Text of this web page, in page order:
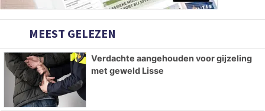
MEEST GELEZEN
Verdachte aangehouden voor gijzeling
met geweld Lisse